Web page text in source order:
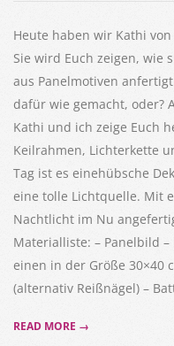
Heute haben wir Kathi
Sie wird Euch zeigen, wie
aus Panelmotiven
dafür wie gemacht, oder?
Kathi und ich zeige Euch
Keilrahmen, Lichterkette
Tag ist es einehübsche
eine tolle Lichtquelle. Mit
Nachtlicht im Nu
Materialliste: – Panelbild
einen in der Größe 30×40
(alternativ Reißnägel) –
READ MORE →